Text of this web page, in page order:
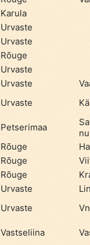
Karula
Urvaste
Urvaste
Rõuge
Urvaste
Urvaste
Urvaste
Petserimaa
Rõuge
Rõuge
Rõuge
Urvaste
Urvaste
Vastseliina